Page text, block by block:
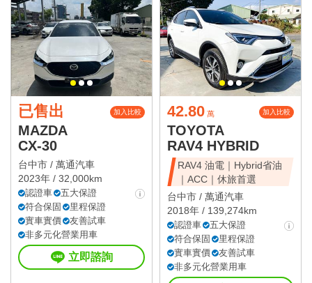
已售出 加入比較
MAZDA
CX-30
台中市 / 萬通汽車
2023年 / 32,000km
認證車
五大保證
符合保固
里程保證
實車實價
友善試車
非多元化營業用車
立即諮詢
42.80 萬 加入比較
TOYOTA
RAV4 HYBRID
RAV4 油電｜Hybrid省油
｜ACC｜休旅首選
台中市 / 萬通汽車
2018年 / 139,274km
認證車
五大保證
符合保固
里程保證
實車實價
友善試車
非多元化營業用車